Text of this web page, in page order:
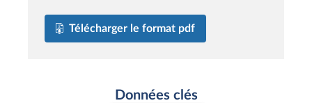
Télécharger le format pdf
Données clés